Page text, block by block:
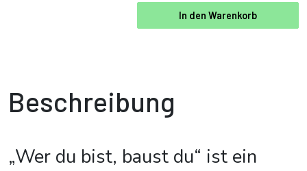
In den Warenkorb
Beschreibung
„Wer du bist, baust du“ ist ein